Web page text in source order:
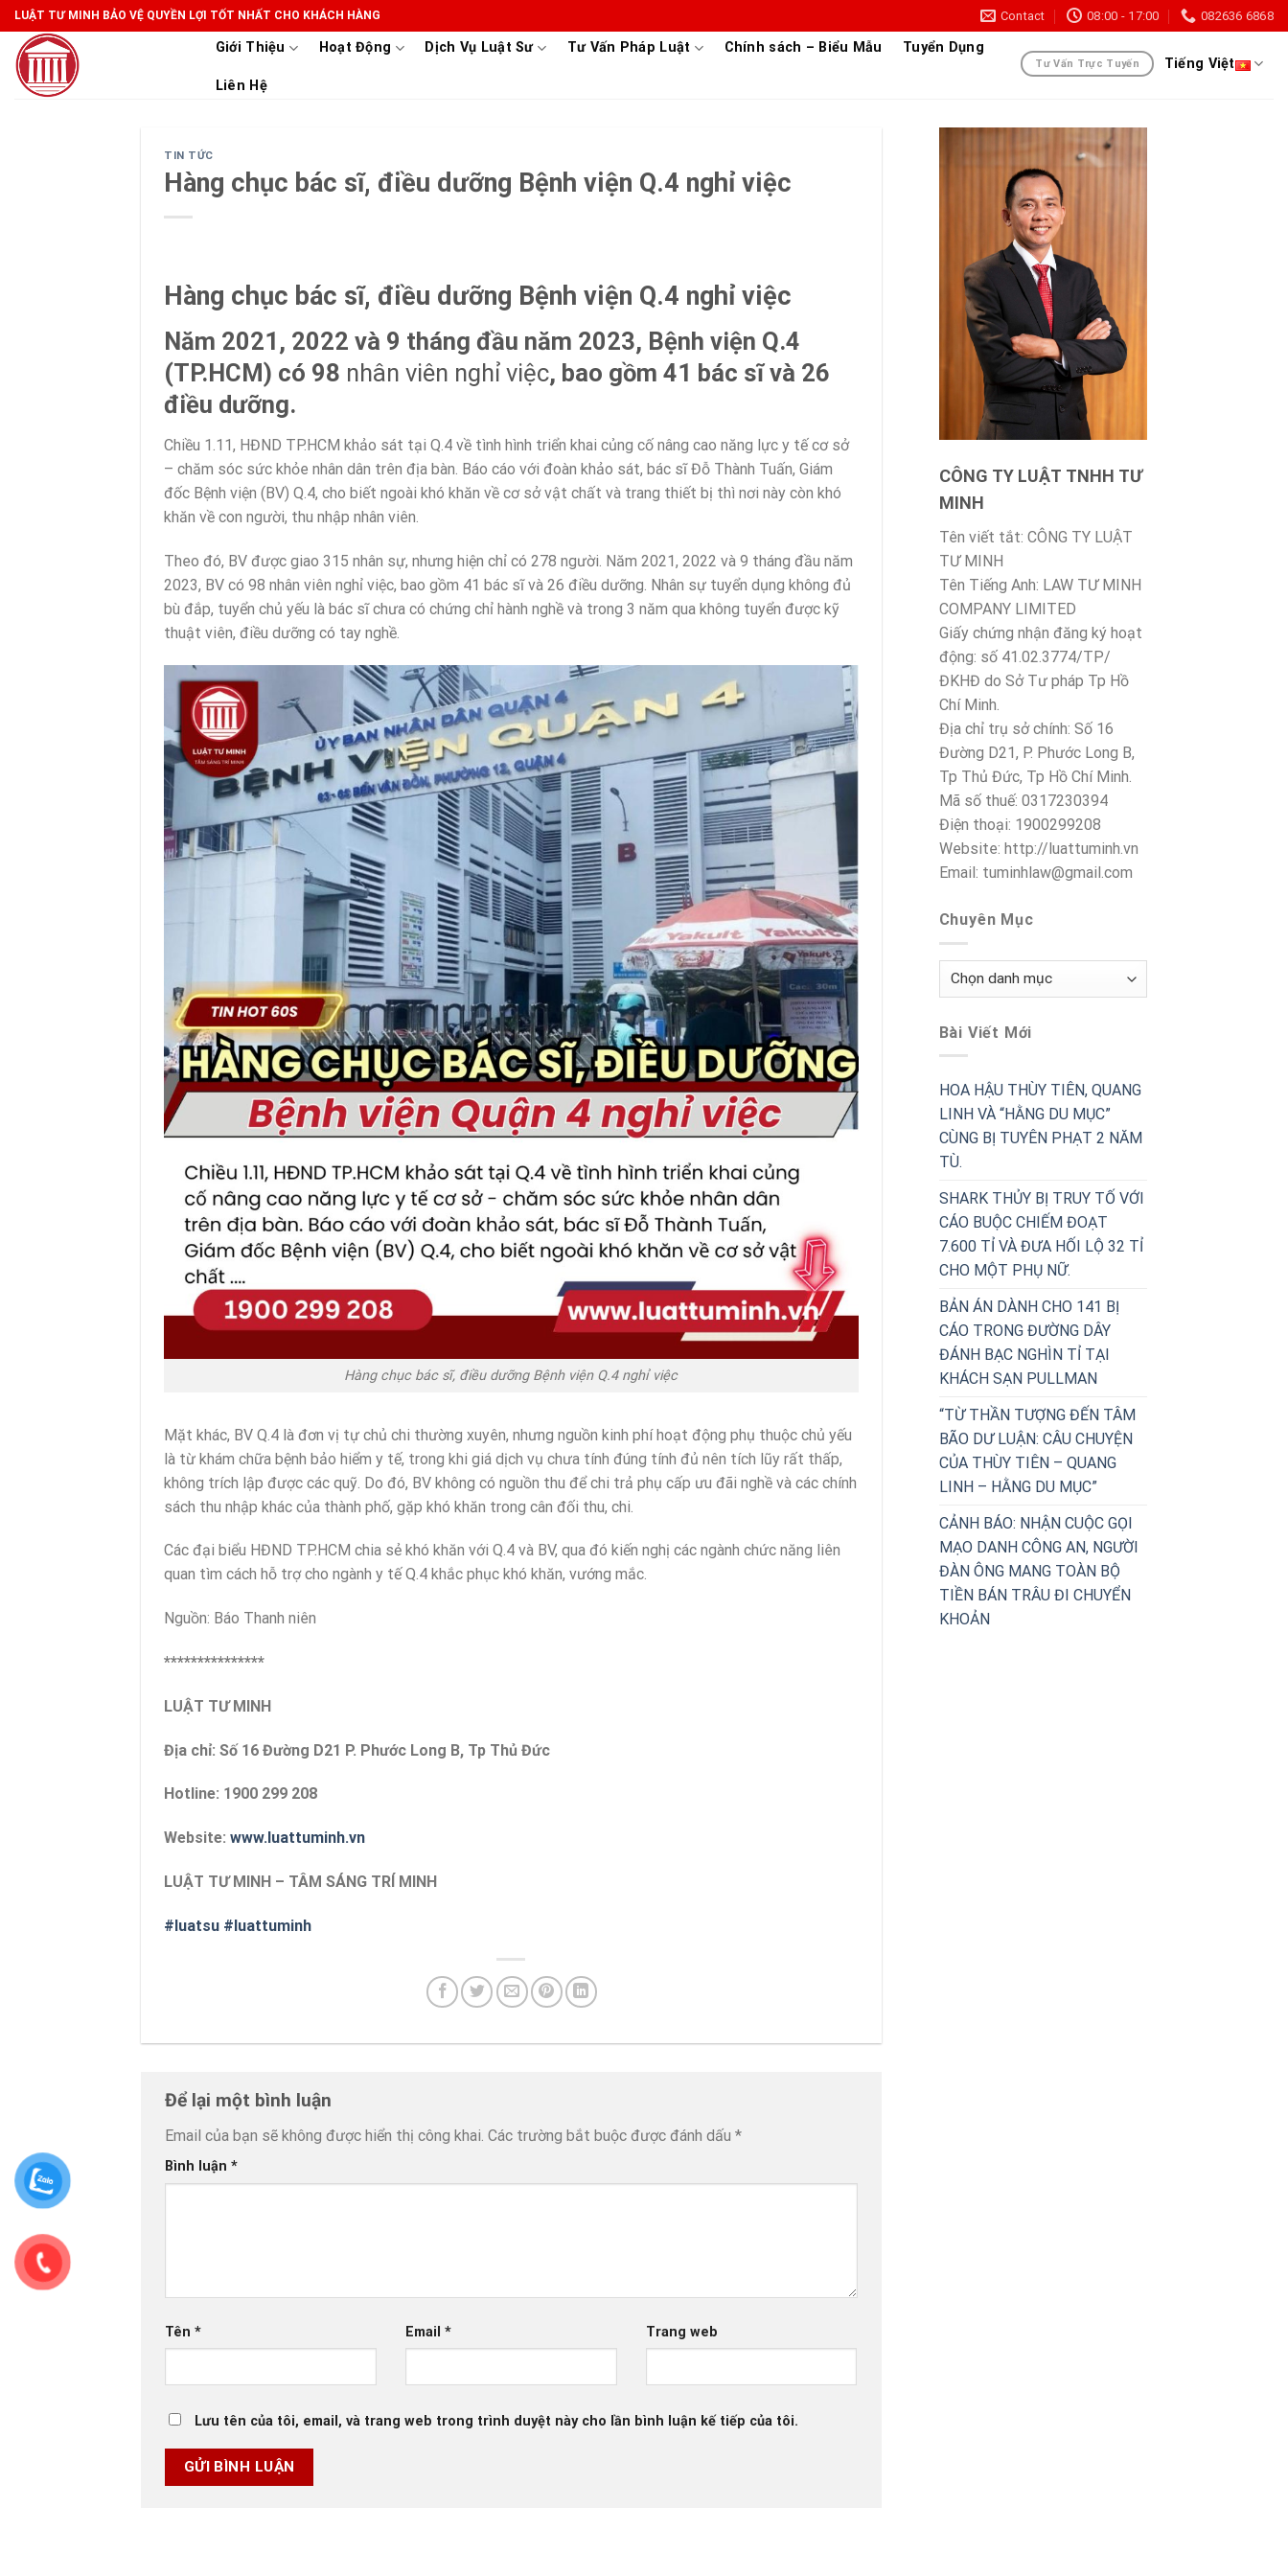
Skip
to
content
LUẬT TƯ MINH BẢO VỆ QUYỀN LỢI TỐT NHẤT CHO KHÁCH HÀNG Contact 08:00 - 17:00 082636 6868
Giới Thiệu Hoạt Động Dịch Vụ Luật Sư Tư Vấn Pháp Luật Chính sách – Biểu Mẫu Tuyển Dụng
Liên Hệ
Tư Vấn Trực Tuyến Tiếng Việt
TIN TỨC
Hàng chục bác sĩ, điều dưỡng Bệnh viện Q.4 nghỉ việc
Hàng chục bác sĩ, điều dưỡng Bệnh viện Q.4 nghỉ việc
Năm 2021, 2022 và 9 tháng đầu năm 2023, Bệnh viện Q.4
(TP.HCM) có 98 nhân viên nghỉ việc, bao gồm 41 bác sĩ và 26
điều dưỡng.
Chiều 1.11, HĐND TP.HCM khảo sát tại Q.4 về tình hình triển khai củng cố nâng cao năng lực y tế cơ sở
– chăm sóc sức khỏe nhân dân trên địa bàn. Báo cáo với đoàn khảo sát, bác sĩ Đỗ Thành Tuấn, Giám
đốc Bệnh viện (BV) Q.4, cho biết ngoài khó khăn về cơ sở vật chất và trang thiết bị thì nơi này còn khó
khăn về con người, thu nhập nhân viên.
Theo đó, BV được giao 315 nhân sự, nhưng hiện chỉ có 278 người. Năm 2021, 2022 và 9 tháng đầu năm
2023, BV có 98 nhân viên nghỉ việc, bao gồm 41 bác sĩ và 26 điều dưỡng. Nhân sự tuyển dụng không đủ
bù đắp, tuyển chủ yếu là bác sĩ chưa có chứng chỉ hành nghề và trong 3 năm qua không tuyển được kỹ
thuật viên, điều dưỡng có tay nghề.
Hàng chục bác sĩ, điều dưỡng Bệnh viện Q.4 nghỉ việc
Mặt khác, BV Q.4 là đơn vị tự chủ chi thường xuyên, nhưng nguồn kinh phí hoạt động phụ thuộc chủ yếu
là từ khám chữa bệnh bảo hiểm y tế, trong khi giá dịch vụ chưa tính đúng tính đủ nên tích lũy rất thấp,
không trích lập được các quỹ. Do đó, BV không có nguồn thu để chi trả phụ cấp ưu đãi nghề và các chính
sách thu nhập khác của thành phố, gặp khó khăn trong cân đối thu, chi.
Các đại biểu HĐND TP.HCM chia sẻ khó khăn với Q.4 và BV, qua đó kiến nghị các ngành chức năng liên
quan tìm cách hỗ trợ cho ngành y tế Q.4 khắc phục khó khăn, vướng mắc.
Nguồn: Báo Thanh niên
***************
LUẬT TƯ MINH
Địa chỉ: Số 16 Đường D21 P. Phước Long B, Tp Thủ Đức
Hotline: 1900 299 208
Website: www.luattuminh.vn
LUẬT TƯ MINH – TÂM SÁNG TRÍ MINH
#luatsu #luattuminh
Để lại một bình luận
Email của bạn sẽ không được hiển thị công khai. Các trường bắt buộc được đánh dấu *
Bình luận *
Tên * Email * Trang web
Lưu tên của tôi, email, và trang web trong trình duyệt này cho lần bình luận kế tiếp của tôi.
CÔNG TY LUẬT TNHH TƯ
MINH
Tên viết tắt: CÔNG TY LUẬT
TƯ MINH
Tên Tiếng Anh: LAW TƯ MINH
COMPANY LIMITED
Giấy chứng nhận đăng ký hoạt
động: số 41.02.3774/TP/
ĐKHĐ do Sở Tư pháp Tp Hồ
Chí Minh.
Địa chỉ trụ sở chính: Số 16
Đường D21, P. Phước Long B,
Tp Thủ Đức, Tp Hồ Chí Minh.
Mã số thuế: 0317230394
Điện thoại: 1900299208
Website: http://luattuminh.vn
Email: tuminhlaw@gmail.com
Chuyên Mục
Chuyên
Bài Viết Mới
HOA HẬU THÙY TIÊN, QUANG
LINH VÀ “HẰNG DU MỤC”
CÙNG BỊ TUYÊN PHẠT 2 NĂM
TÙ.
SHARK THỦY BỊ TRUY TỐ VỚI
CÁO BUỘC CHIẾM ĐOẠT
7.600 TỈ VÀ ĐƯA HỐI LỘ 32 TỈ
CHO MỘT PHỤ NỮ.
BẢN ÁN DÀNH CHO 141 BỊ
CÁO TRONG ĐƯỜNG DÂY
ĐÁNH BẠC NGHÌN TỈ TẠI
KHÁCH SẠN PULLMAN
“TỪ THẦN TƯỢNG ĐẾN TÂM
BÃO DƯ LUẬN: CÂU CHUYỆN
CỦA THÙY TIÊN – QUANG
LINH – HẰNG DU MỤC”
CẢNH BÁO: NHẬN CUỘC GỌI
MẠO DANH CÔNG AN, NGƯỜI
ĐÀN ÔNG MANG TOÀN BỘ
TIỀN BÁN TRÂU ĐI CHUYỂN
KHOẢN